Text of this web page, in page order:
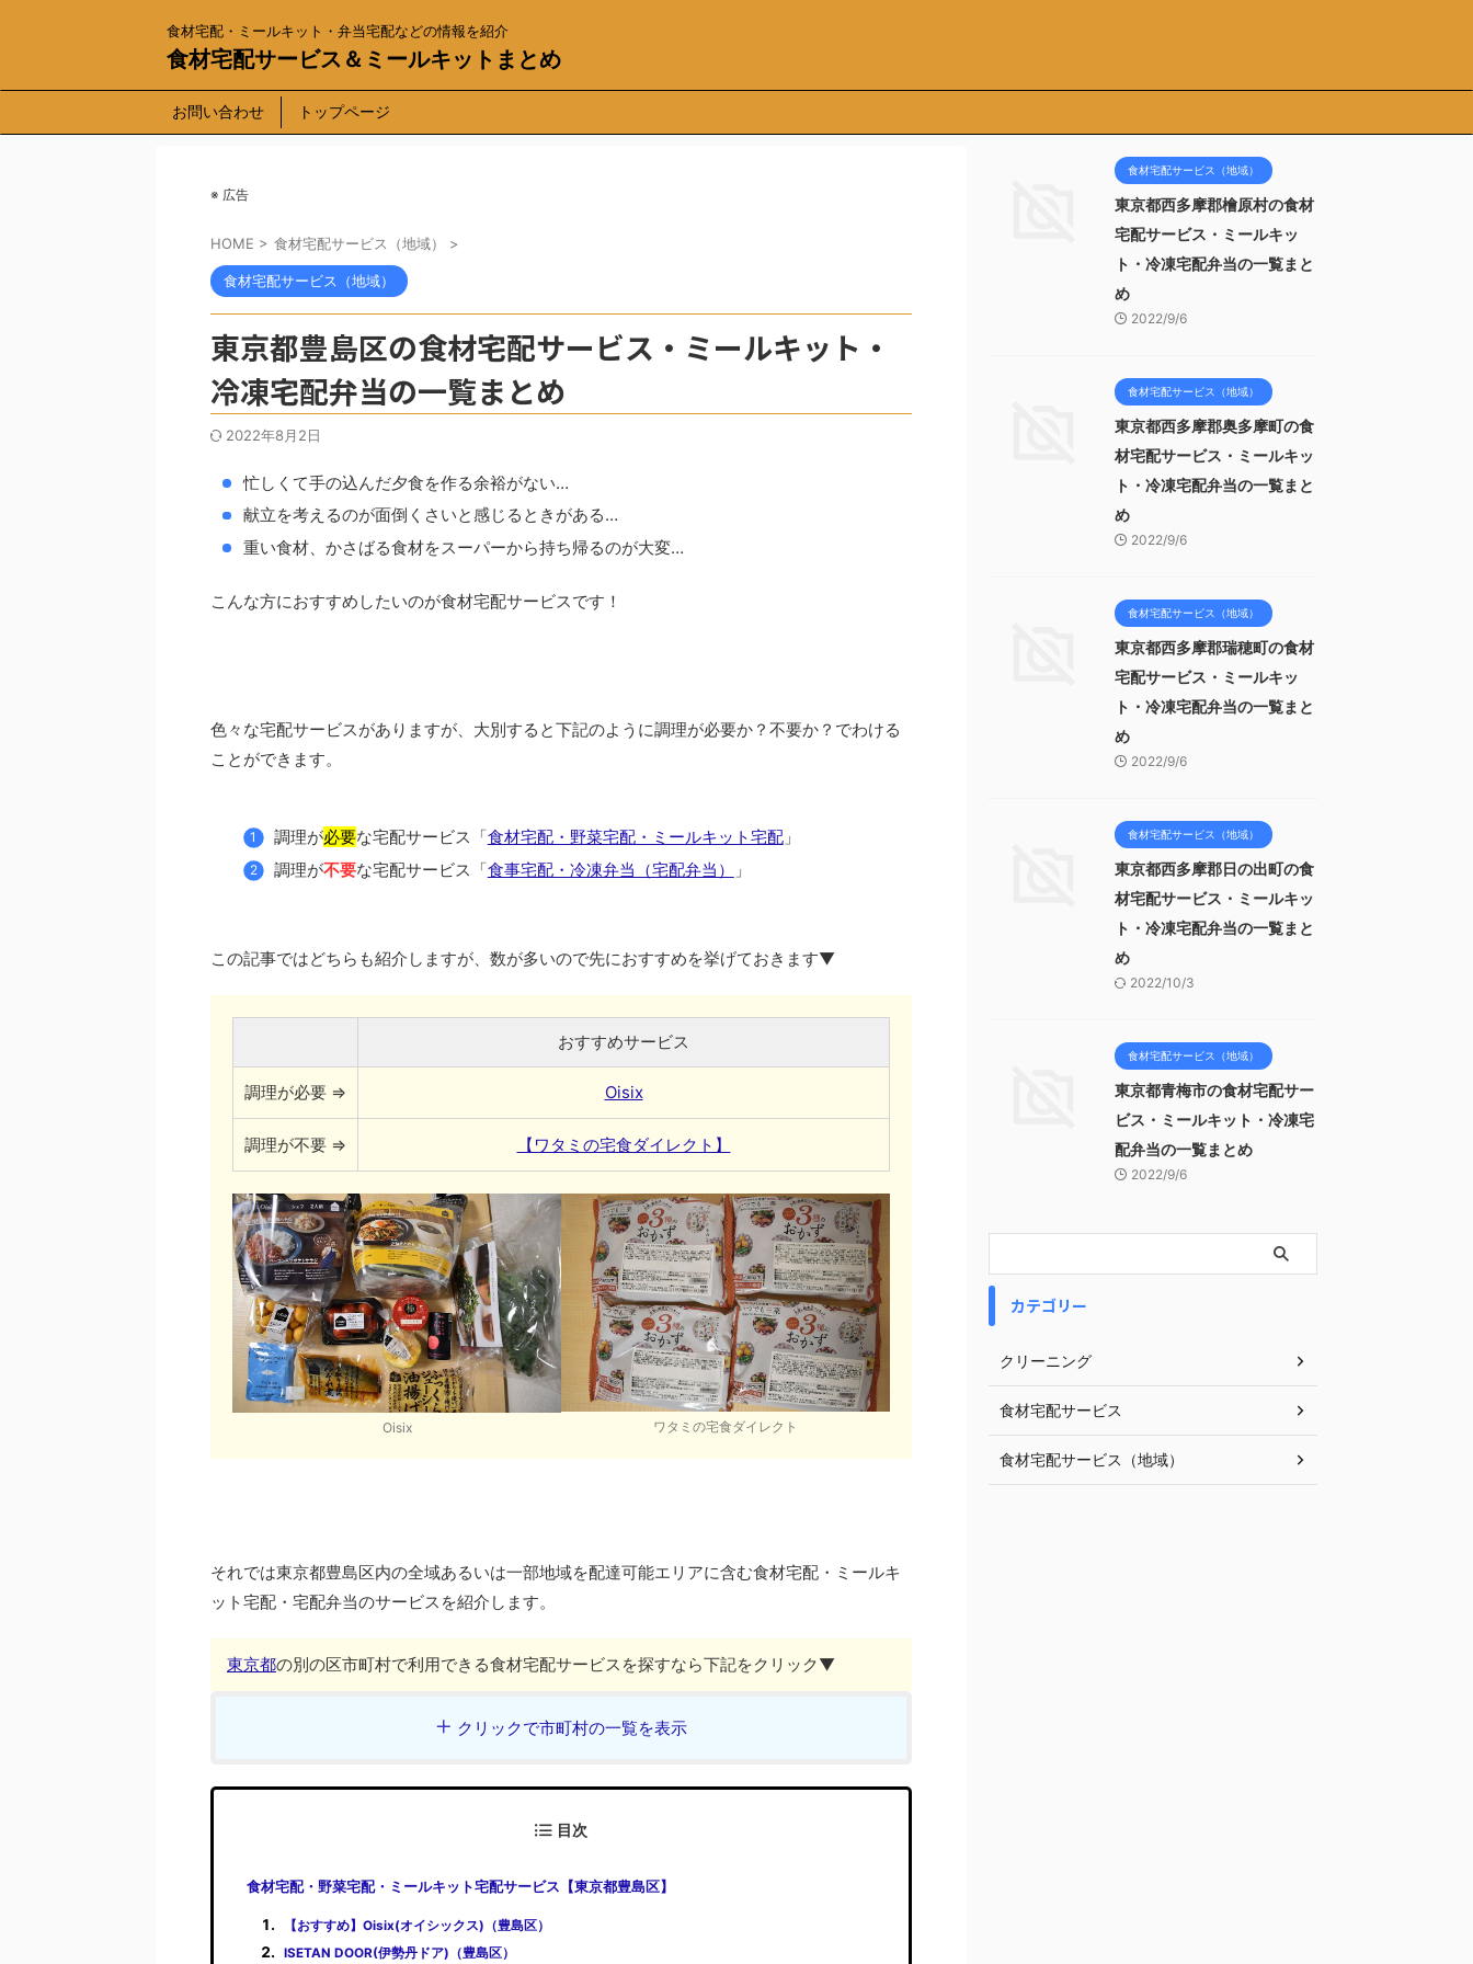
食材宅配・ミールキット・弁当宅配などの情報を紹介
食材宅配サービス＆ミールキットまとめ
お問い合わせ トップページ
※ 広告
HOME > 食材宅配サービス（地域） >
食材宅配サービス（地域）
東京都豊島区の食材宅配サービス・ミールキット・
冷凍宅配弁当の一覧まとめ
2022年8月2日
忙しくて手の込んだ夕食を作る余裕がない…
献立を考えるのが面倒くさいと感じるときがある…
重い食材、かさばる食材をスーパーから持ち帰るのが大変…
こんな方におすすめしたいのが食材宅配サービスです！
色々な宅配サービスがありますが、大別すると下記のように調理が必要か？不要か？でわける
ことができます。
調理が必要な宅配サービス「食材宅配・野菜宅配・ミールキット宅配」
調理が不要な宅配サービス「食事宅配・冷凍弁当（宅配弁当） 」
この記事ではどちらも紹介しますが、数が多いので先におすすめを挙げておきます▼
おすすめサービス
調理が必要 ⇒ Oisix
調理が不要 ⇒ 【ワタミの宅食ダイレクト】
Oisix ワタミの宅食ダイレクト
それでは東京都豊島区内の全域あるいは一部地域を配達可能エリアに含む食材宅配・ミールキ
ット宅配・宅配弁当のサービスを紹介します。
東京都の別の区市町村で利用できる食材宅配サービスを探すなら下記をクリック▼
クリックで市町村の一覧を表示
目次
食材宅配・野菜宅配・ミールキット宅配サービス【東京都豊島区】
【おすすめ】Oisix(オイシックス)（豊島区）
ISETAN DOOR(伊勢丹ドア)（豊島区）
食材宅配サービス（地域）
東京都西多摩郡檜原村の食材
宅配サービス・ミールキッ
ト・冷凍宅配弁当の一覧まと
め
2022/9/6
食材宅配サービス（地域）
東京都西多摩郡奥多摩町の食
材宅配サービス・ミールキッ
ト・冷凍宅配弁当の一覧まと
め
2022/9/6
食材宅配サービス（地域）
東京都西多摩郡瑞穂町の食材
宅配サービス・ミールキッ
ト・冷凍宅配弁当の一覧まと
め
2022/9/6
食材宅配サービス（地域）
東京都西多摩郡日の出町の食
材宅配サービス・ミールキッ
ト・冷凍宅配弁当の一覧まと
め
2022/10/3
食材宅配サービス（地域）
東京都青梅市の食材宅配サー
ビス・ミールキット・冷凍宅
配弁当の一覧まとめ
2022/9/6
カテゴリー
クリーニング
食材宅配サービス
食材宅配サービス（地域）